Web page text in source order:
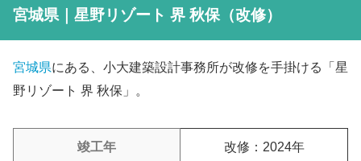
宮城県｜星野リゾート 界 秋保（改修）
宮城県にある、小大建築設計事務所が改修を手掛ける「星
野リゾート 界 秋保」。
竣工年 改修：2024年